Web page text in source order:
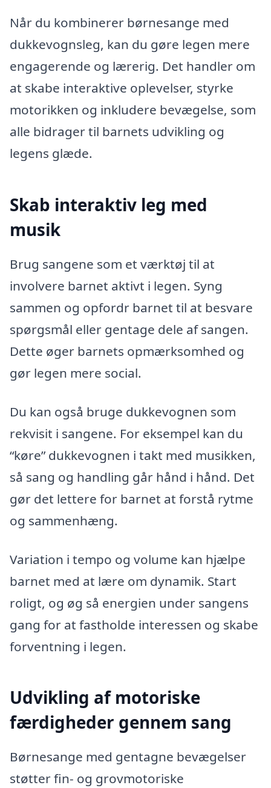
Når du kombinerer børnesange med
dukkevognsleg, kan du gøre legen mere
engagerende og lærerig. Det handler om
at skabe interaktive oplevelser, styrke
motorikken og inkludere bevægelse, som
alle bidrager til barnets udvikling og
legens glæde.
Skab interaktiv leg med
musik
Brug sangene som et værktøj til at
involvere barnet aktivt i legen. Syng
sammen og opfordr barnet til at besvare
spørgsmål eller gentage dele af sangen.
Dette øger barnets opmærksomhed og
gør legen mere social.
Du kan også bruge dukkevognen som
rekvisit i sangene. For eksempel kan du
“køre” dukkevognen i takt med musikken,
så sang og handling går hånd i hånd. Det
gør det lettere for barnet at forstå rytme
og sammenhæng.
Variation i tempo og volume kan hjælpe
barnet med at lære om dynamik. Start
roligt, og øg så energien under sangens
gang for at fastholde interessen og skabe
forventning i legen.
Udvikling af motoriske
færdigheder gennem sang
Børnesange med gentagne bevægelser
støtter fin- og grovmotoriske